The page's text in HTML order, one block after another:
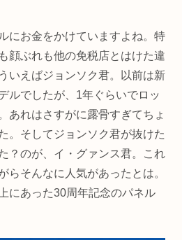
にお金をかけていますよね。特
顔ぶれも他の免税店とはけた違
いえばジョンソク君。以前は新
ルでしたが、1年ぐらいでロッ
あれはさすがに露骨すぎてちょ
。そしてジョンソク君が抜けた
？のが、イ・グァンス君。これ
らそんなに人気があったとは。
にあった30周年記念のパネル